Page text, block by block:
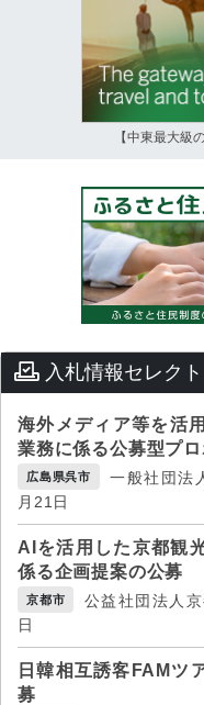
【中東最大級
入札情報セレクト
海外メディア等を活
業務に係る公募型プ
広島県呉市
一般社団法
月21日
AIを活用した京都観
係る企画提案の公募
京都市
公益社団法人
日
日韓相互誘客FAMツ
募